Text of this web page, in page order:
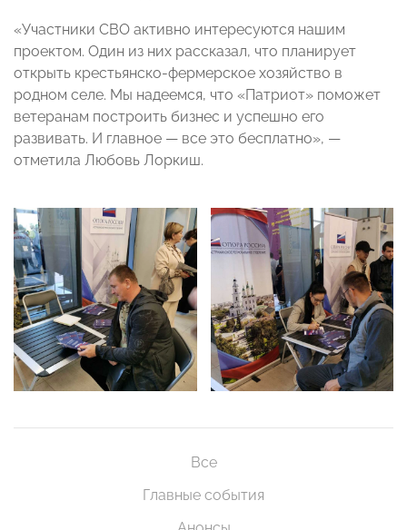
«Участники СВО активно интересуются нашим
проектом. Один из них рассказал, что планирует
открыть крестьянско-фермерское хозяйство в
родном селе. Мы надеемся, что «Патриот» поможет
ветеранам построить бизнес и успешно его
развивать. И главное — все это бесплатно», —
отметила Любовь Лоркиш.
Все
Главные события